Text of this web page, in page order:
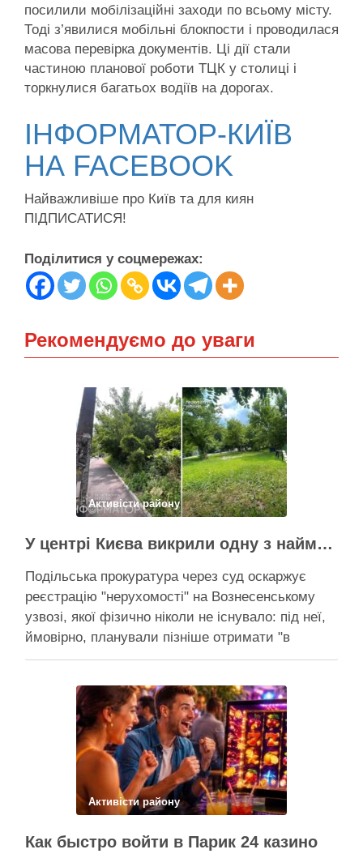
посилили мобілізаційні заходи по всьому місту.
Тоді з’явилися мобільні блокпости і проводилася
масова перевірка документів. Ці дії стали
частиною планової роботи ТЦК у столиці і
торкнулися багатьох водіїв на дорогах.
ІНФОРМАТОР-КИЇВ
НА FACEBOOK
Найважливіше про Київ та для киян
ПІДПИСАТИСЯ!
Поділитися у соцмережах:
Рекомендуємо до уваги
Активісти району
У центрі Києва викрили одну з наймасштабніших туалетних схем з фіктивним будинком
Подільська прокуратура через суд оскаржує
реєстрацію "нерухомості" на Вознесенському
узвозі, якої фізично ніколи не існувало: під неї,
ймовірно, планували пізніше отримати "в
обслуговування" земельну ділянку Прокуратура
за допомогою якої ділки, ймовірно, планували
забудувати зелені схили Подільська окружна
прокуратура міста Києва подала до суду …
Поділитися у соцмережах:
Активісти району
Как быстро войти в Парик 24 казино